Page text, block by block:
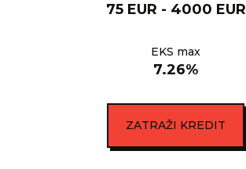
75 EUR - 4000 EUR
EKS max
7.26%
ZATRAŽI KREDIT